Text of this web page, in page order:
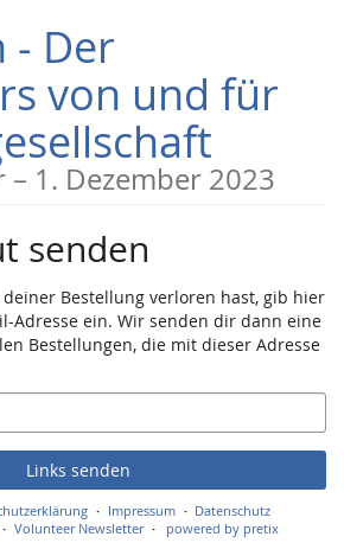
- Der
von und für
– bis
1. Dezember 2023
senden
Bestellung verloren hast, gib hier
Adresse ein. Wir senden dir dann eine
Bestellungen, die mit dieser Adresse
Links senden
Impressum
Datenschutz
Volunteer Newsletter powered by pretix